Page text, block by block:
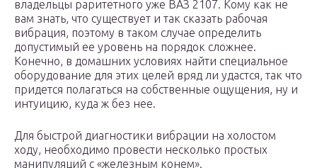
владельцы раритетного уже ВАЗ 2107. Кому как не
вам знать, что существует и так сказать рабочая
вибрация, поэтому в таком случае определить
допустимый ее уровень на порядок сложнее.
Конечно, в домашних условиях найти специальное
оборудование для этих целей вряд ли удастся, так что
придется полагаться на собственные ощущения, ну и
интуицию, куда ж без нее.
Для быстрой диагностики вибрации на холостом
ходу, необходимо провести несколько простых
манипуляций с «железным конем».